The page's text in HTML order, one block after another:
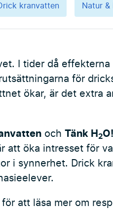
Drick kranvatten Natur
I tider då
för
ökar, är det extra
och Tänk H2O!
att öka intresset för
i synnerhet. Drick
att läsa mer om